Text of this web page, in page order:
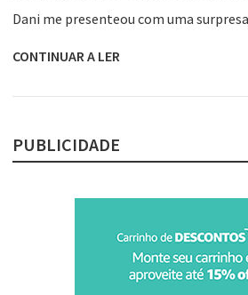
Voto obrigatório é correto?
Dani me presenteou com uma
CONTINUAR A LER
PUBLICIDADE